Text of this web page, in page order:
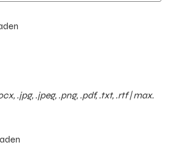
.jpg, .jpeg, .png, .pdf, .txt, .rtf | max.